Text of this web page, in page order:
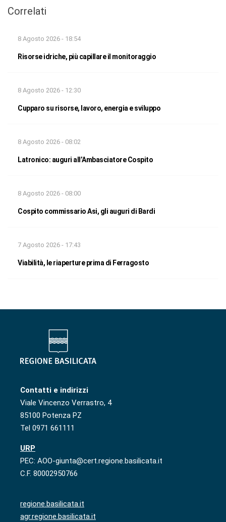
Correlati
8 Agosto 2026 - 18:54
Risorse idriche, più capillare il monitoraggio
8 Agosto 2026 - 12:30
Cupparo su risorse, lavoro, energia e sviluppo
8 Agosto 2026 - 08:02
Latronico: auguri all’Ambasciatore Cospito
8 Agosto 2026 - 08:00
Cospito commissario Asi, gli auguri di Bardi
7 Agosto 2026 - 17:43
Viabilità, le riaperture prima di Ferragosto
Contatti e indirizzi
Viale Vincenzo Verrastro, 4
85100 Potenza PZ
Tel 0971 661111
URP
PEC: AOO-giunta@cert.regione.basilicata.it
C.F. 80002950766
regione.basilicata.it
agr.regione.basilicata.it